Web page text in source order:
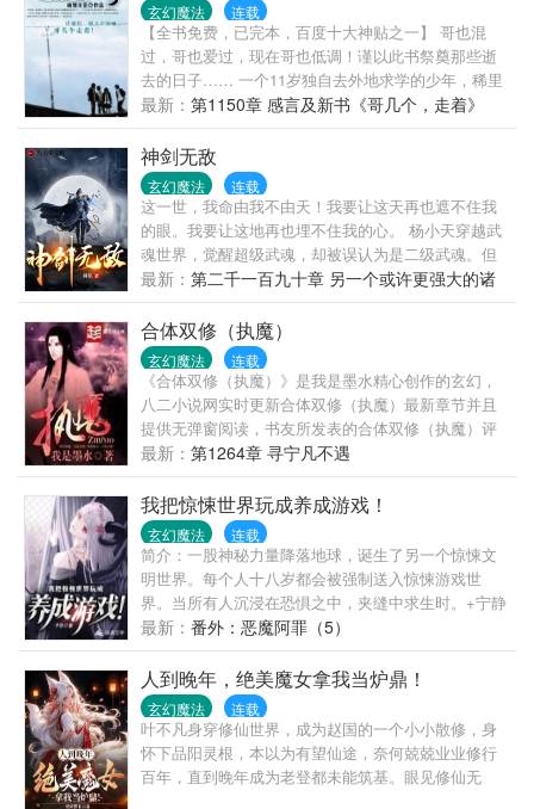
玄幻魔法 连载
【全书免费，已完本，百度十大神贴之一】 哥也混
过，哥也爱过，现在哥也低调！谨以此书祭奠那些逝
去的日子…… 一个11岁独自去外地求学的少年，稀里
糊涂地住进了学校混子的宿舍。懦弱的他不敢参与打
架，只知道认真的学习。一次他被人欺负之后，他学
会了打架，混的念头也开始萌发。直到他没能保护女
友的时候，他彻底被激怒了，不但四处打架，还学会
了抽烟，喝酒，放弃了学习，在学校里混了起来……
为兄弟他能豁出命去，为女友他能受得住所有的苦。
不管什么时候，一句［哥几个走着］都令他热血澎
湃，激情高涨。 年少轻狂，只为追求理想。 豪情万
丈，只为缔造辉煌。 让我们一起大声的喊：［哥几个
走着！］
最新： 第1150章 感言及新书《哥几个，走着》
神剑无敌
玄幻魔法 连载
这一世，我命由我不由天！我要让这天再也遮不住我
的眼。我要让这地再也埋不住我的心。 杨小天穿越武
魂世界，觉醒超级武魂，却被误认为是二级武魂。但
是，杨小天却以逆天的成长速度，不断刷新世人的认
各位书友如果觉得《神剑无敌》还不错的话请不要忘
记向您QQ群和微博里的朋友推荐哦！
最新： 第二千一百九十章 另一个或许更强大的诸
天万界（大结局）
合体双修（执魔）
玄幻魔法 连载
《合体双修（执魔）》是我是墨水精心创作的玄幻，
八二小说网实时更新合体双修（执魔）最新章节并且
提供无弹窗阅读，书友所发表的合体双修（执魔）评
论，并不代表八二小说网赞同或者支持合体双修（执
魔）读者的观点。
最新： 第1264章 寻宁凡不遇
我把惊悚世界玩成养成游戏！
玄幻魔法 连载
简介：一股神秘力量降落地球，诞生了另一个惊悚文
明世界。每个人十八岁都会被强制送入惊悚游戏世
界。当所有人沉浸在恐惧之中，夹缝中求生时。+宁静
小说+ m.njxs.com秦诺却发现自己能通过左右鬼的情
绪，获得系统奖励，并且每完成一次副本，就能在惊
悚世界建立自己产业。于是，阴泉餐厅当传菜员、死
亡医院当主治医生、冥间酒店当服务员、恐怖高校当
教课老师……当秦诺疯狂去完成一个个副本时，最后
突然发现，自己竟成了鬼界巨擘。
最新： 番外：恶魔阿罪（5）
人到晚年，绝美魔女拿我当炉鼎！
玄幻魔法 连载
叶不凡身穿修仙世界，成为赵国的一个小小散修，身
怀下品阳灵根，本以为有望仙途，奈何兢兢业业修行
百年，直到晚年成为老登都未能筑基。眼见修仙无